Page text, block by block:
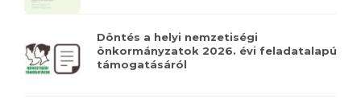
Döntés a helyi nemzetiségi
önkormányzatok 2026. évi feladatalapú
támogatásáról